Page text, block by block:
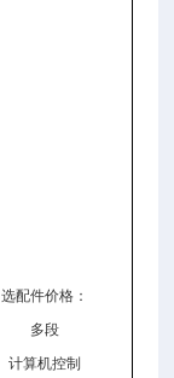
选配件价格：
多段
计算机控制